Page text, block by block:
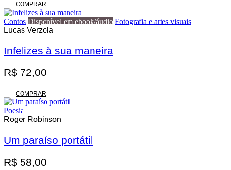
COMPRAR
Contos Disponível em ebook/áudio Fotografia e artes visuais
Lucas Verzola
Infelizes à sua maneira
R$ 72,00
COMPRAR
Poesia
Roger Robinson
Um paraíso portátil
R$ 58,00